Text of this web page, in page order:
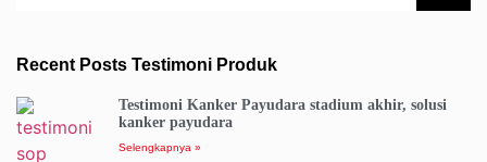
Recent Posts Testimoni Produk
Testimoni Kanker Payudara stadium akhir, solusi
kanker payudara
Selengkapnya »